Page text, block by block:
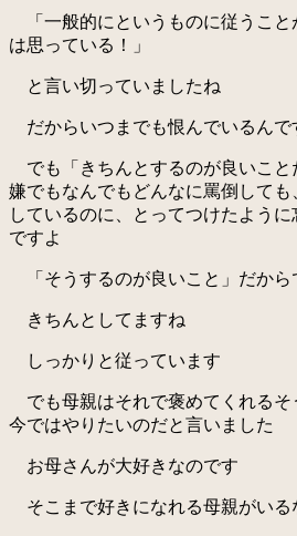
「一般的にというものに従うこと
は思っている！」
と言い切っていましたね
だからいつまでも恨んでいるんで
でも「きちんとするのが良いこと
嫌でもなんでもどんなに罵倒して
しているのに、とってつけたよう
ですよ
「そうするのが良いこと」だから
きちんとしてますね
しっかりと従っています
でも母親はそれで褒めてくれるそ
今ではやりたいのだと言いました
お母さんが大好きなのです
そこまで好きになれる母親がいる